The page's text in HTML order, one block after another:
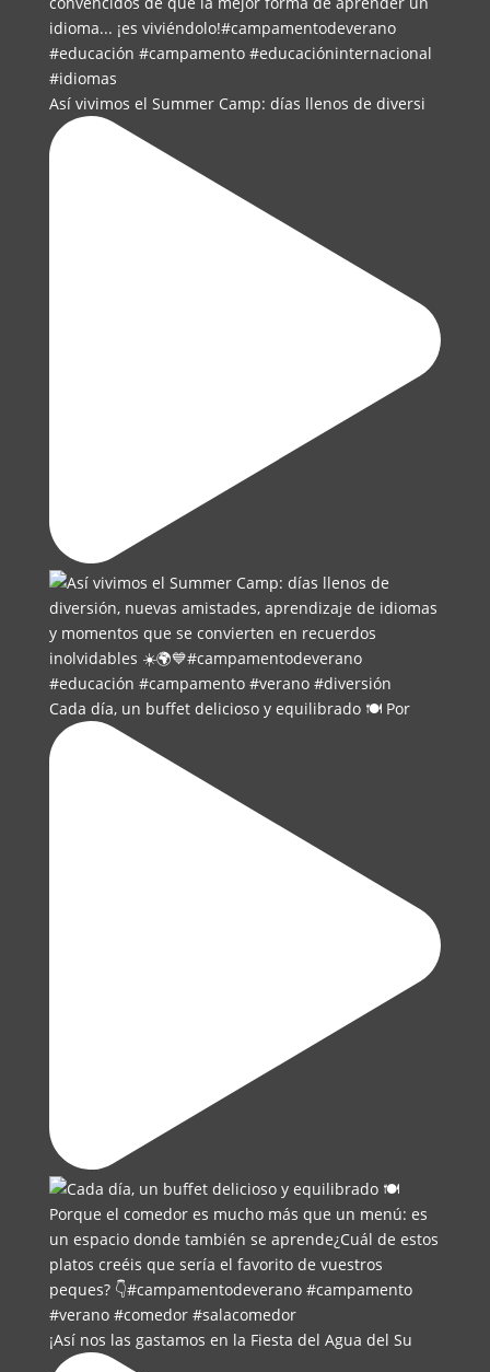
Así vivimos el Summer Camp: días llenos de diversi
Cada día, un buffet delicioso y equilibrado 🍽️ Por
¡Así nos las gastamos en la Fiesta del Agua del Su